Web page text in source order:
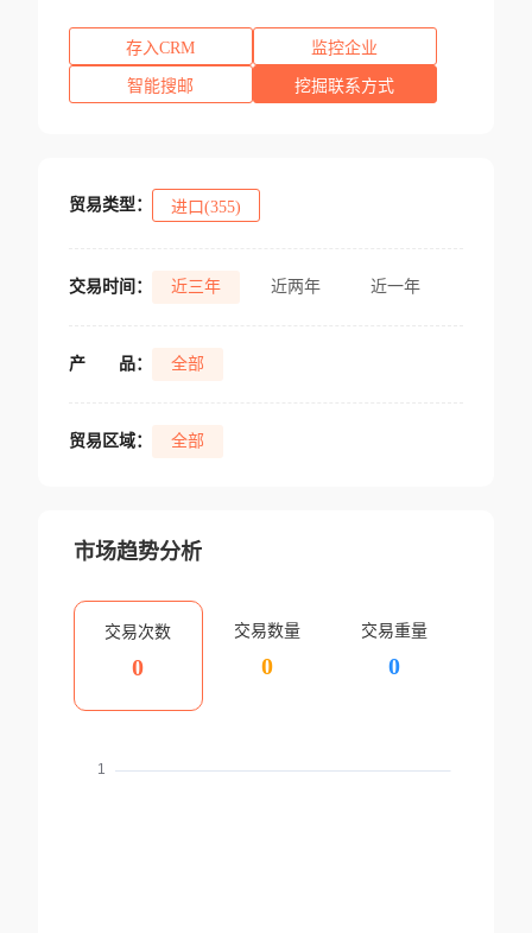
存入CRM 监控企业
智能搜邮 挖掘联系方式
贸易类型： 进口(355)
交易时间： 近三年 近两年 近一年
产 品： 全部
贸易区域： 全部
市场趋势分析
交易次数
0
交易数量
0
交易重量
0